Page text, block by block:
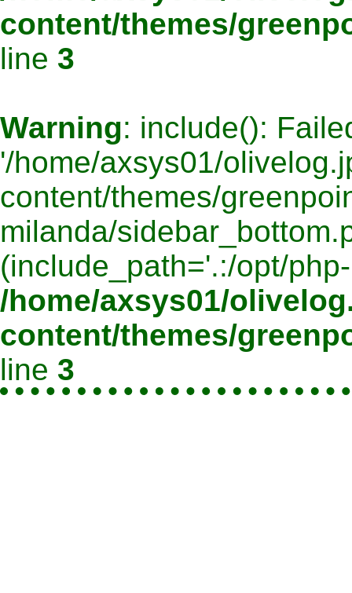
content/themes/
line 3
Warning: include():
'/home/axsys01/
content/themes/
milanda/
(include_path='.:/opt/
/home/axsys01/
content/themes/
line 3